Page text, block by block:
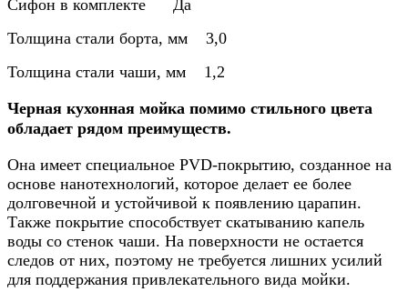
Сифон в комплекте Да
Толщина стали борта, мм 3,0
Толщина стали чаши, мм 1,2
Черная кухонная мойка помимо стильного цвета
обладает рядом преимуществ.
Она имеет специальное PVD-покрытию, созданное на
основе нанотехнологий, которое делает ее более
долговечной и устойчивой к появлению царапин.
Также покрытие способствует скатыванию капель
воды со стенок чаши. На поверхности не остается
следов от них, поэтому не требуется лишних усилий
для поддержания привлекательного вида мойки.